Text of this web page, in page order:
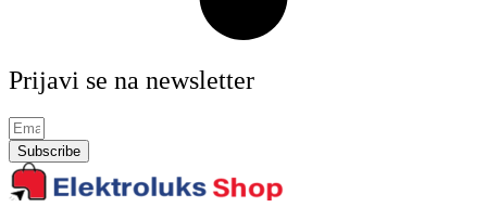
Prijavi se na newsletter
Subscribe